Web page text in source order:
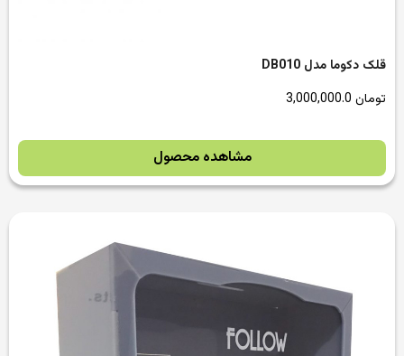
قلک دکوما مدل DB010
تومان
مشاهده محصول